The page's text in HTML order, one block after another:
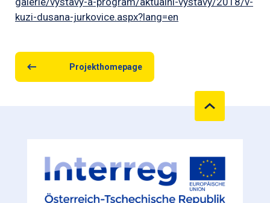
kuzi-dusana-jurkovice.aspx?lang=en
Projekthomepage